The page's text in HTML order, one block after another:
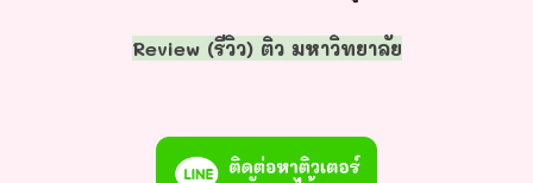
Review (รีวิว) ติว มหาวิทยาลัย